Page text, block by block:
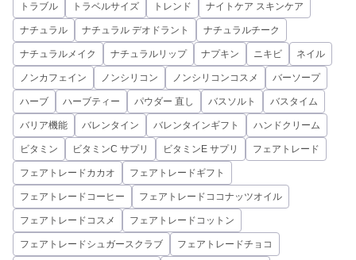
トラブル トラベルサイズ トレンド ナイトケア スキンケア
ナチュラル ナチュラル デオドラント ナチュラルチーク
ナチュラルメイク ナチュラルリップ ナプキン ニキビ ネイル
ノンカフェイン ノンシリコン ノンシリコンコスメ バーソープ
ハーブ ハーブティー パウダー 直し バスソルト バスタイム
バリア機能 バレンタイン バレンタインギフト ハンドクリーム
ビタミン ビタミンC サプリ ビタミンE サプリ フェアトレード
フェアトレードカカオ フェアトレードギフト
フェアトレードコーヒー フェアトレードココナッツオイル
フェアトレードコスメ フェアトレードコットン
フェアトレードシュガースクラブ フェアトレードチョコ